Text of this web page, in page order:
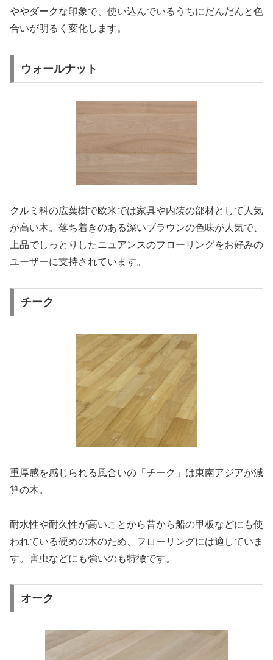
ややダークな印象で、使い込んでいるうちにだんだんと色
合いが明るく変化します。
ウォールナット
クルミ科の広葉樹で欧米では家具や内装の部材として人気
が高い木。落ち着きのある深いブラウンの色味が人気で、
上品でしっとりしたニュアンスのフローリングをお好みの
ユーザーに支持されています。
チーク
重厚感を感じられる風合いの「チーク」は東南アジアが減
算の木。
耐水性や耐久性が高いことから昔から船の甲板などにも使
われている硬めの木のため、フローリングには適していま
す。害虫などにも強いのも特徴です。
オーク